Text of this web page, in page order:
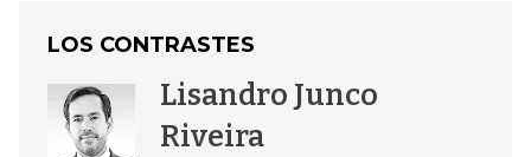
LOS CONTRASTES
Lisandro Junco
Riveira